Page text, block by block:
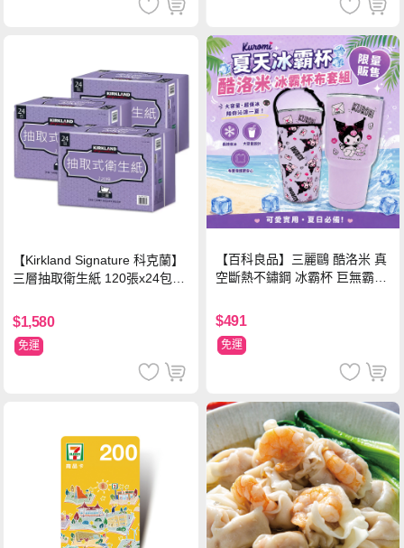
【Kirkland Signature 科克蘭】
三層抽取衛生紙 120張x24包x3
$1,580
免運
【百科良品】三麗鷗 酷洛米 真
空斷熱不鏽鋼 冰霸杯 巨無霸鋼
ml-信封款(贈手提杯套)
$491
免運